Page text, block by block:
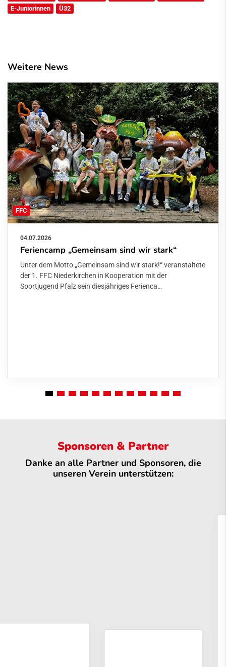
E-Juniorinnen Ü32
Weitere News
FFC
04.07.2026
Feriencamp „Gemeinsam sind wir stark“
Unter dem Motto „Gemeinsam sind wir stark!“ veranstaltete
der 1. FFC Niederkirchen in Kooperation mit der
Sportjugend Pfalz sein diesjähriges Ferienca…
Sponsoren & Partner
Danke an alle Partner und Sponsoren, die
unseren Verein unterstützen: